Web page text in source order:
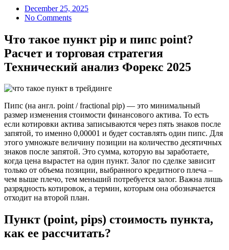
December 25, 2025
No Comments
Что такое пункт pip и пипс point?
Расчет и торговая стратегия
Технический анализ Форекс 2025
Пипс (на англ. point / fractional pip) — это минимальный
размер изменения стоимости финансового актива. То есть
если котировки актива записываются через пять знаков после
запятой, то именно 0,00001 и будет составлять один пипс. Для
этого умножьте величину позиции на количество десятичных
знаков после запятой. Это сумма, которую вы заработаете,
когда цена вырастет на один пункт. Залог по сделке зависит
только от объема позиции, выбранного кредитного плеча –
чем выше плечо, тем меньший потребуется залог. Важна лишь
разрядность котировок, а термин, которым она обозначается
отходит на второй план.
Пункт (point, pips) стоимость пункта,
как ее рассчитать?